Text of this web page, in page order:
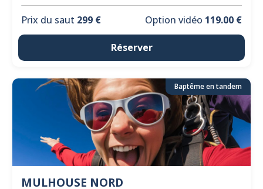
Prix du saut 299 € Option vidéo 119.00 €
Réserver
Baptême en tandem
MULHOUSE NORD